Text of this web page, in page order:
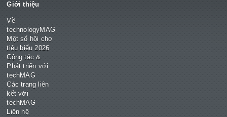
Giới thiệu
Về
technologyMAG
Một số hội chợ
tiêu biểu 2026
Cộng tác &
Phát triển với
techMAG
Các trang liên
kết với
techMAG
Liên hệ